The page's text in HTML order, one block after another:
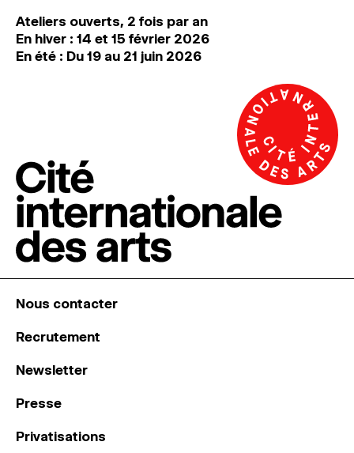
Ateliers ouverts, 2 fois par an
En hiver : 14 et 15 février 2026
En été : Du 19 au 21 juin 2026
Nous contacter
Recrutement
Newsletter
Presse
Privatisations